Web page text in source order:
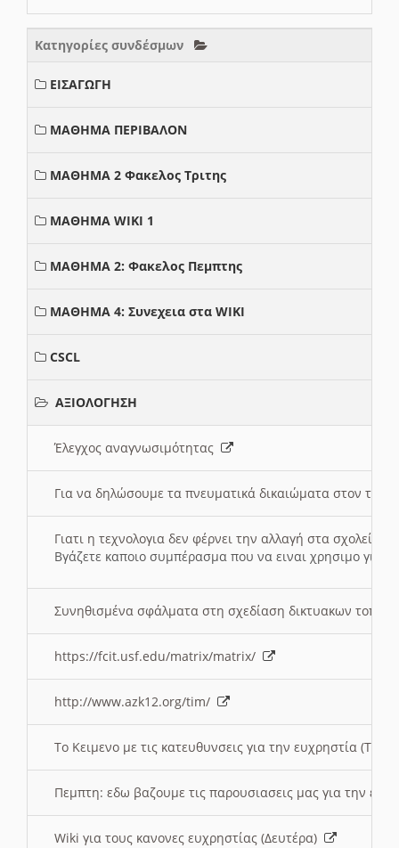
Κατηγορίες συνδέσμων
ΕΙΣΑΓΩΓΗ
ΜΑΘΗΜΑ ΠΕΡΙΒΑΛΟΝ
ΜΑΘΗΜΑ 2 Φακελος Τριτης
ΜΑΘΗΜΑ WIKI 1
ΜΑΘΗΜΑ 2: Φακελος Πεμπτης
ΜΑΘΗΜΑ 4: Συνεχεια στα WIKI
CSCL
ΑΞΙΟΛΟΓΗΣΗ
Έλεγχος αναγνωσιμότητας
Για να δηλώσουμε τα πνευματικά δικαιώματα στον
Γιατι η τεχνολογια δεν φέρνει την αλλαγή στα σχολεία;
Βγάζετε καποιο συμπέρασμα που να ειναι χρησιμο για
Συνηθισμένα σφάλματα στη σχεδίαση δικτυακων
https://fcit.usf.edu/matrix/matrix/
http://www.azk12.org/tim/
To Κειμενο με τις κατευθυνσεις για την ευχρηστία
Πεμπτη: εδω βαζουμε τις παρουσιασεις μας για την
Wiki για τους κανονες ευχρηστίας (Δευτέρα)